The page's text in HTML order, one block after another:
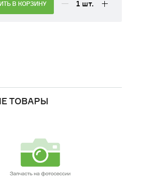
КПП
ТЕХНИКИ
В КОРЗИНУ 1 шт.
ТОВАРЫ